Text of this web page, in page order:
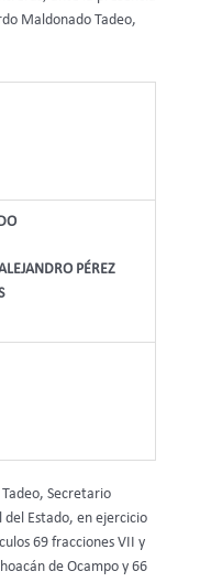
Maldonado Tadeo,
PÉREZ
Secretario
del Estado, en ejercicio
69 fracciones VII y
de Ocampo y 66